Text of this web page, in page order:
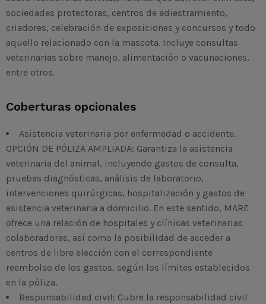
sociedades protectoras, centros de adiestramiento,
criadores, celebración de exposiciones y concursos y todo
aquello relacionado con la mascota. Incluye consultas
veterinarias sobre manejo, alimentación o vacunaciones,
entre otros.
Coberturas opcionales
Asistencia veterinaria por enfermedad o accidente.
OPCIÓN DE PÓLIZA AMPLIADA: Garantiza la asistencia
veterinaria del animal, incluyendo gastos de consulta,
pruebas diagnósticas, análisis de laboratorio,
intervenciones quirúrgicas, hospitalización y gastos de
asistencia veterinaria a domicilio. En este sentido, MARE
ofrece una relación de hospitales y clínicas veterinarias
colaboradoras, así como la posibilidad de acceder a
centros de libre elección con el correspondiente
reembolso de los gastos, según los límites establecidos
en la póliza.
Responsabilidad civil: Cubre la responsabilidad civil